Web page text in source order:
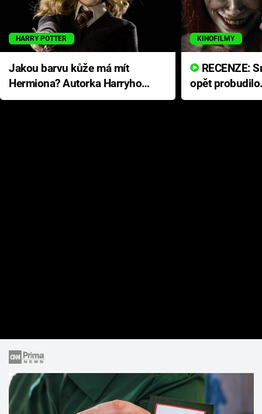
HARRY POTTER
Jakou barvu kůže má mít
Hermiona? Autorka Harryho
Pottera přišla s ráznou
KINOFILMY
opět
přichází s